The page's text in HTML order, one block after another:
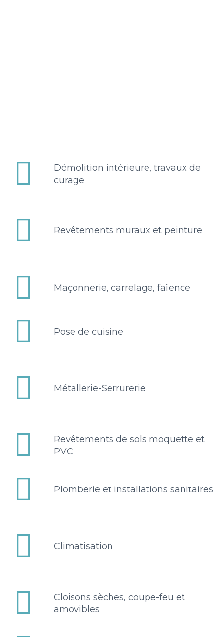


Démolition intérieure, travaux de
curage

 Revêtements muraux et peinture

 Maçonnerie, carrelage, faïence

 Pose de cuisine

 Métallerie-Serrurerie


Revêtements de sols moquette et
PVC

 Plomberie et installations sanitaires

 Climatisation


Cloisons sèches, coupe-feu et
amovibles